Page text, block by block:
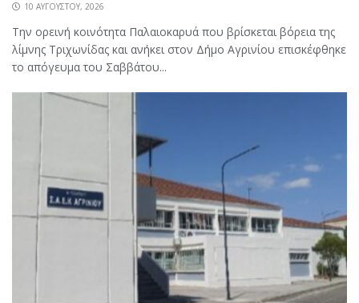
10 ΑΥΓΟΎΣΤΟΥ, 2026
Την ορεινή κοινότητα Παλαιοκαρυά που βρίσκεται βόρεια της
λίμνης Τριχωνίδας και ανήκει στον Δήμο Αγρινίου επισκέφθηκε
το απόγευμα του Σαββάτου...